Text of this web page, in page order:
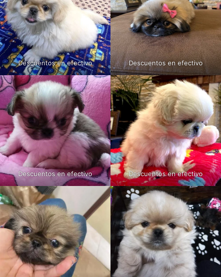
Descuentos en efectivo Descuentos en efectivo
Descuentos en efectivo Descuentos en efectivo